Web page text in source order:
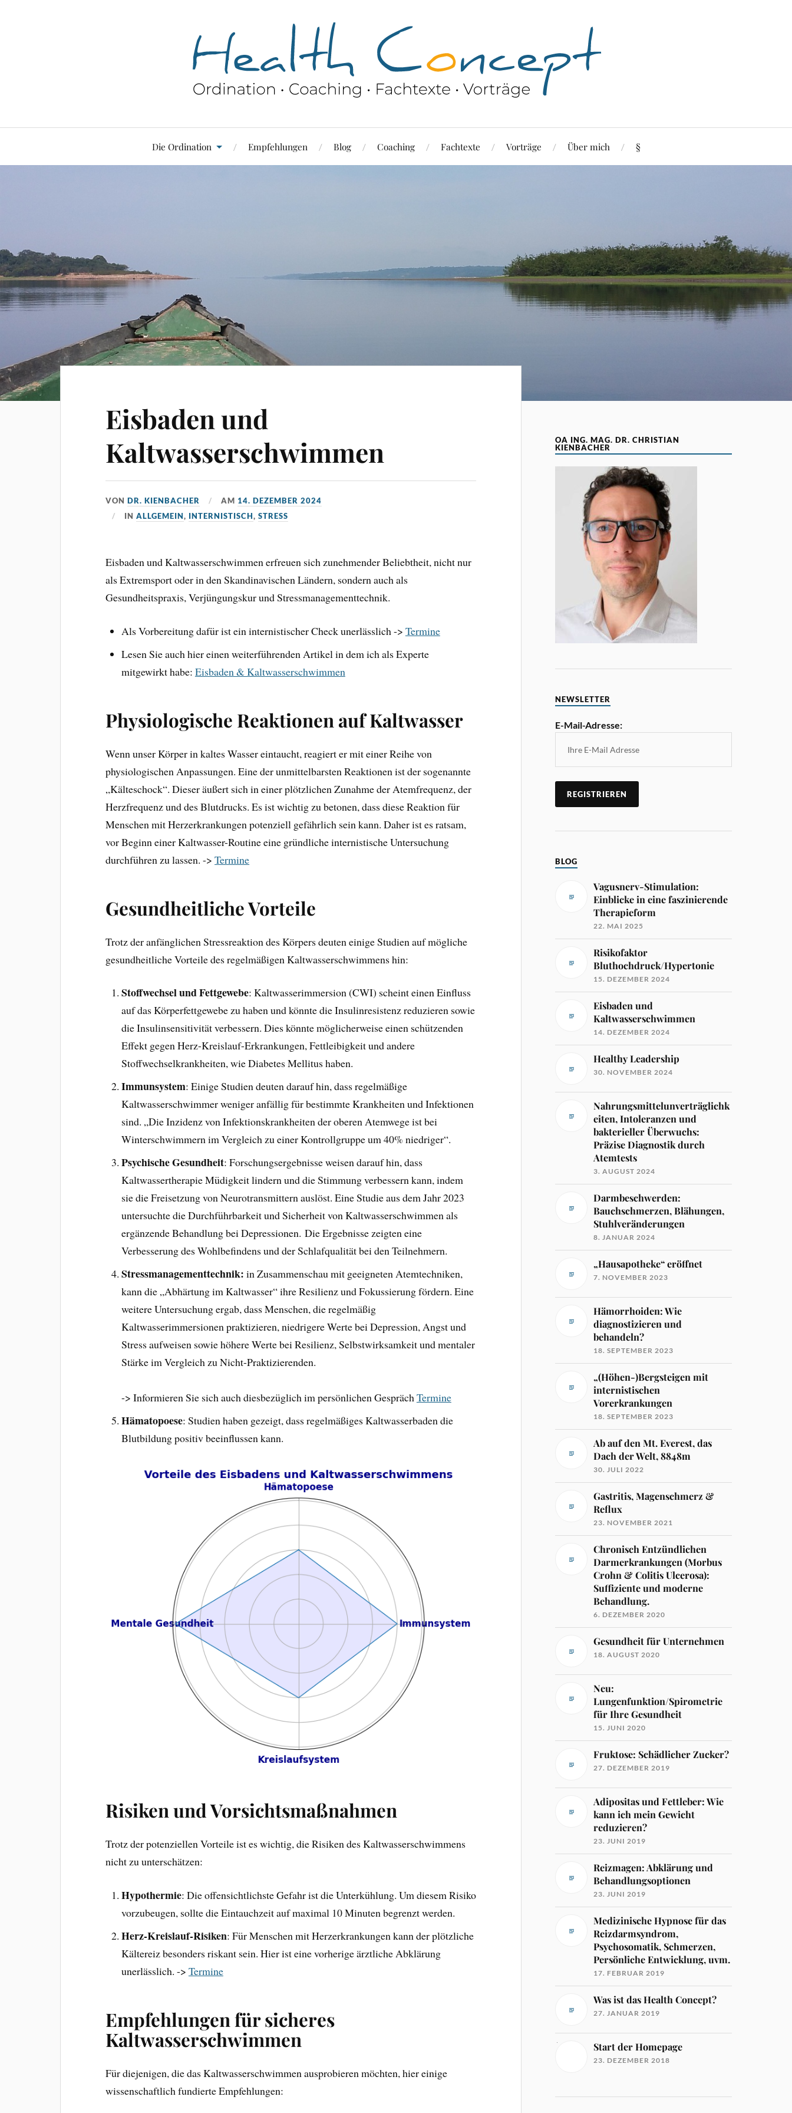
Die Ordination Empfehlungen Blog Coaching Fachtexte Vorträge Über mich §
Eisbaden und
Kaltwasserschwimmen
VONDR. KIENBACHER AM 14. DEZEMBER 2024
INALLGEMEIN, INTERNISTISCH,STRESS
Eisbaden und Kaltwasserschwimmen erfreuen sich zunehmender Beliebtheit, nicht nur
als Extremsport oder in den Skandinavischen Ländern, sondern auch als
Gesundheitspraxis, Verjüngungskur und Stressmanagementtechnik.
Als Vorbereitung dafür ist ein internistischer Check unerlässlich -> Termine
Lesen Sie auch hier einen weiterführenden Artikel in dem ich als Experte
mitgewirkt habe: Eisbaden & Kaltwasserschwimmen
Physiologische Reaktionen auf Kaltwasser
Wenn unser Körper in kaltes Wasser eintaucht, reagiert er mit einer Reihe von
physiologischen Anpassungen. Eine der unmittelbarsten Reaktionen ist der sogenannte
„Kälteschock“. Dieser äußert sich in einer plötzlichen Zunahme der Atemfrequenz, der
Herzfrequenz und des Blutdrucks. Es ist wichtig zu betonen, dass diese Reaktion für
Menschen mit Herzerkrankungen potenziell gefährlich sein kann. Daher ist es ratsam,
vor Beginn einer Kaltwasser-Routine eine gründliche internistische Untersuchung
durchführen zu lassen. ->Termine
Gesundheitliche Vorteile
Trotz der anfänglichen Stressreaktion des Körpers deuten einige Studien auf mögliche
gesundheitliche Vorteile des regelmäßigen Kaltwasserschwimmens hin:
Stoffwechsel und Fettgewebe: Kaltwasserimmersion (CWI) scheint einen Einfluss
auf das Körperfettgewebe zu haben und könnte die Insulinresistenz reduzieren sowie
die Insulinsensitivität verbessern. Dies könnte möglicherweise einen schützenden
Effekt gegen Herz-Kreislauf-Erkrankungen, Fettleibigkeit und andere
Stoffwechselkrankheiten, wie Diabetes Mellitus haben.
Immunsystem: Einige Studien deuten darauf hin, dass regelmäßige
Kaltwasserschwimmer weniger anfällig für bestimmte Krankheiten und Infektionen
sind. „Die Inzidenz von Infektionskrankheiten der oberen Atemwege ist bei
Winterschwimmern im Vergleich zu einer Kontrollgruppe um 40% niedriger“.
Psychische Gesundheit: Forschungsergebnisse weisen darauf hin, dass
Kaltwassertherapie Müdigkeit lindern und die Stimmung verbessern kann, indem
sie die Freisetzung von Neurotransmittern auslöst. Eine Studie aus dem Jahr 2023
untersuchte die Durchführbarkeit und Sicherheit von Kaltwasserschwimmen als
ergänzende Behandlung bei Depressionen. Die Ergebnisse zeigten eine
Verbesserung des Wohlbefindens und der Schlafqualität bei den Teilnehmern.
Stressmanagementtechnik: in Zusammenschau mit geeigneten Atemtechniken,
kann die „Abhärtung im Kaltwasser“ ihre Resilienz und Fokussierung fördern. Eine
weitere Untersuchung ergab, dass Menschen, die regelmäßig
Kaltwasserimmersionen praktizieren, niedrigere Werte bei Depression, Angst und
Stress aufweisen sowie höhere Werte bei Resilienz, Selbstwirksamkeit und mentaler
Stärke im Vergleich zu Nicht-Praktizierenden.
-> Informieren Sie sich auch diesbezüglich im persönlichen GesprächTermine
Hämatopoese: Studien haben gezeigt, dass regelmäßiges Kaltwasserbaden die
Blutbildung positiv beeinflussen kann.
Risiken und Vorsichtsmaßnahmen
Trotz der potenziellen Vorteile ist es wichtig, die Risiken des Kaltwasserschwimmens
nicht zu unterschätzen:
Hypothermie: Die offensichtlichste Gefahr ist die Unterkühlung. Um diesem Risiko
vorzubeugen, sollte die Eintauchzeit auf maximal 10 Minuten begrenzt werden.
Herz-Kreislauf-Risiken: Für Menschen mit Herzerkrankungen kann der plötzliche
Kältereiz besonders riskant sein. Hier ist eine vorherige ärztliche Abklärung
unerlässlich. -> Termine
Empfehlungen für sicheres
Kaltwasserschwimmen
Für diejenigen, die das Kaltwasserschwimmen ausprobieren möchten, hier einige
wissenschaftlich fundierte Empfehlungen:
OA ING. MAG. DR. CHRISTIAN
KIENBACHER
NEWSLETTER
E-Mail-Adresse:
BLOG
Vagusnerv-Stimulation:
Einblicke in eine faszinierende
Therapieform
22. MAI 2025
Risikofaktor
Bluthochdruck/Hypertonie
15. DEZEMBER 2024
Eisbaden und
Kaltwasserschwimmen
14. DEZEMBER 2024
Healthy Leadership
30. NOVEMBER 2024
Nahrungsmittelunverträglichk
eiten, Intoleranzen und
bakterieller Überwuchs:
Präzise Diagnostik durch
Atemtests
3. AUGUST 2024
Darmbeschwerden:
Bauchschmerzen, Blähungen,
Stuhlveränderungen
8. JANUAR 2024
„Hausapotheke“ eröffnet
7. NOVEMBER 2023
Hämorrhoiden: Wie
diagnostizieren und
behandeln?
18. SEPTEMBER 2023
„(Höhen-)Bergsteigen mit
internistischen
Vorerkrankungen
18. SEPTEMBER 2023
Ab auf den Mt. Everest, das
Dach der Welt, 8848m
30. JULI 2022
Gastritis, Magenschmerz &
Reflux
23. NOVEMBER 2021
Chronisch Entzündlichen
Darmerkrankungen (Morbus
Crohn & Colitis Ulcerosa):
Suffiziente und moderne
Behandlung.
6. DEZEMBER 2020
Gesundheit für Unternehmen
18. AUGUST 2020
Neu:
Lungenfunktion/Spirometrie
für Ihre Gesundheit
15. JUNI 2020
Fruktose: Schädlicher Zucker?
27. DEZEMBER 2019
Adipositas und Fettleber: Wie
kann ich mein Gewicht
reduzieren?
23. JUNI 2019
Reizmagen: Abklärung und
Behandlungsoptionen
23. JUNI 2019
Medizinische Hypnose für das
Reizdarmsyndrom,
Psychosomatik, Schmerzen,
Persönliche Entwicklung, uvm.
17. FEBRUAR 2019
Was ist das Health Concept?
27. JANUAR 2019
Start der Homepage
23. DEZEMBER 2018